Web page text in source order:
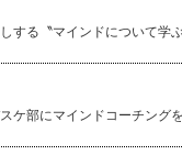
する〝マインドについて学ぶ
ケ部にマインドコーチング